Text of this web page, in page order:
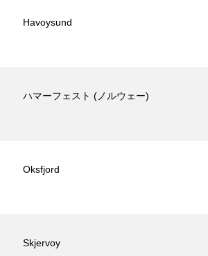
Havoysund
ハマーフェスト (ノルウェー)
Oksfjord
Skjervoy